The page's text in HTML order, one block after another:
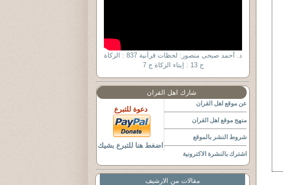
د. أحمد صبحى منصور: لحظات قرآنية 837 : الزكاة
ج 13 : إيتاء الزكاة ج 7
شارك اهل القران
عن موقع اهل القران
منهج موقع اهل القران
شروط النشر بالموقع
اشترك بالنشرة الاكترونية
دعوة للتبرع
اضغط هنا للتبرع بشيك
مقالات من الارشيف